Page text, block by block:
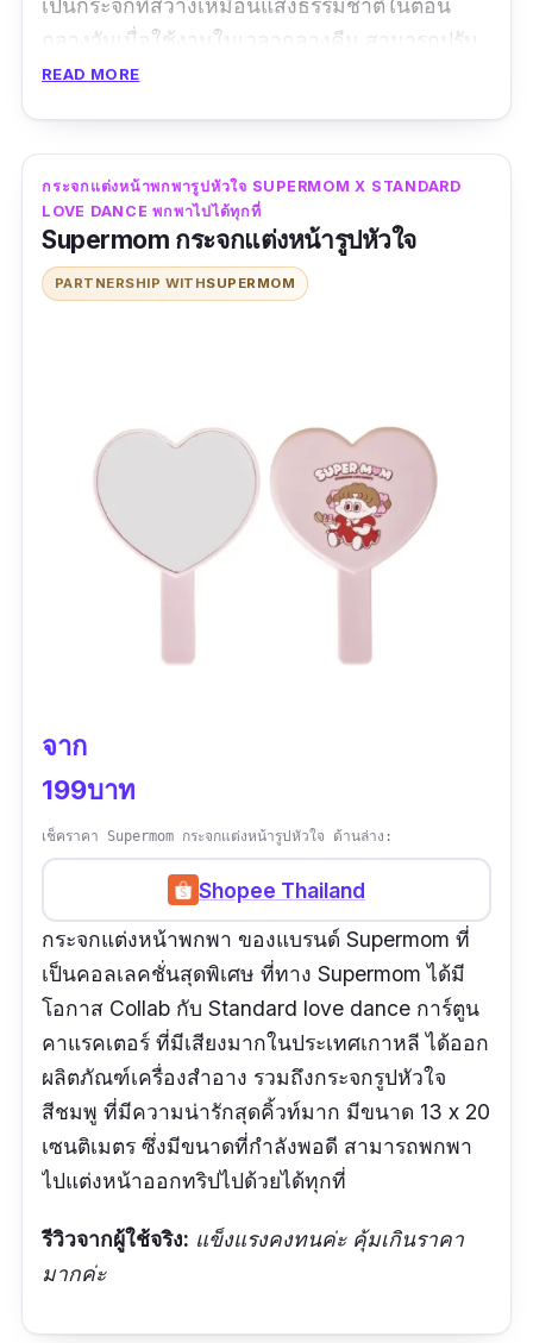
เป็นกระจกที่สว่างเหมือนแสงธรรมชาติในตอน
กลางวันเมื่อใช้งานในเวลากลางคืน สามารถปรับ
ระดับความสว่างได้ถึง 5 ระดับ เห็นชัดยันรูขุมขน
เป็นกระจกตั้งโต๊ะแต่ก็สามารถถอดและพกพาไป
ทริปต่าง ๆ ได้ และปรับระดับของกระจกได้ 180
องศา กระจก AMIRO นี้ หลายโรงแรมก็นำไป
ตกแต่งห้องพักเช่นกัน เช่นBanyan Tree และ
READ MORE
กระจกแต่งหน้าพกพารูปหัวใจ SUPERMOM X STANDARD
LOVE DANCE พกพาไปได้ทุกที่
Supermom กระจกแต่งหน้ารูปหัวใจ
PARTNERSHIP WITHSUPERMOM
จาก
199บาท
เช็คราคา Supermom กระจกแต่งหน้ารูปหัวใจ ด้านล่าง:
Shopee Thailand
กระจกแต่งหน้าพกพา ของแบรนด์ Supermom ที่
เป็นคอลเลคชั่นสุดพิเศษ ที่ทาง Supermom ได้มี
โอกาส Collab กับ Standard love dance การ์ตูน
คาแรคเตอร์ ที่มีเสียงมากในประเทศเกาหลี ได้ออก
ผลิตภัณฑ์เครื่องสำอาง รวมถึงกระจกรูปหัวใจ
สีชมพู ที่มีความน่ารักสุดคิ้วท์มาก มีขนาด 13 x 20
เซนติเมตร ซึ่งมีขนาดที่กำลังพอดี สามารถพกพา
ไปแต่งหน้าออกทริปไปด้วยได้ทุกที่
รีวิวจากผู้ใช้จริง: แข็งแรงคงทนค่ะ คุ้มเกินราคา
มากค่ะ